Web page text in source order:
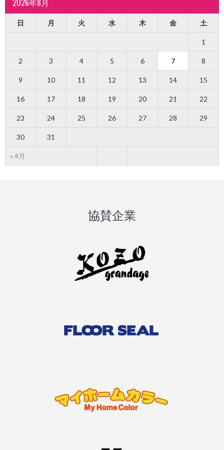
2026年8月
日 月 火 水 木 金 土
« 4月
1
2 3 4 5 6 7 8
9 10 11 12 13 14 15
16 17 18 19 20 21 22
23 24 25 26 27 28 29
30 31
協賛企業